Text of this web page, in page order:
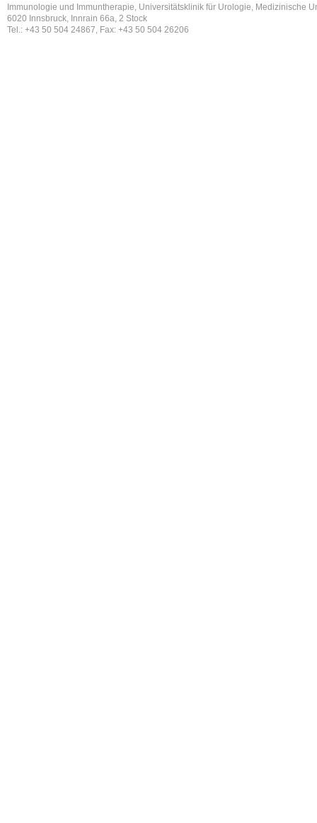
Immunologie und Immuntherapie, Universitätsklinik für Urologie, Medizinische
6020 Innsbruck, Innrain 66a, 2 Stock
Tel.: +43 50 504 24867, Fax: +43 50 504 26206